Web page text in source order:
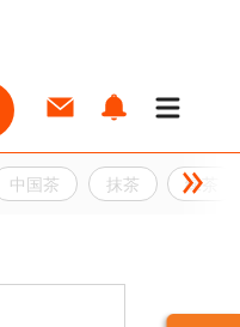
中国茶 抹茶 绿茶